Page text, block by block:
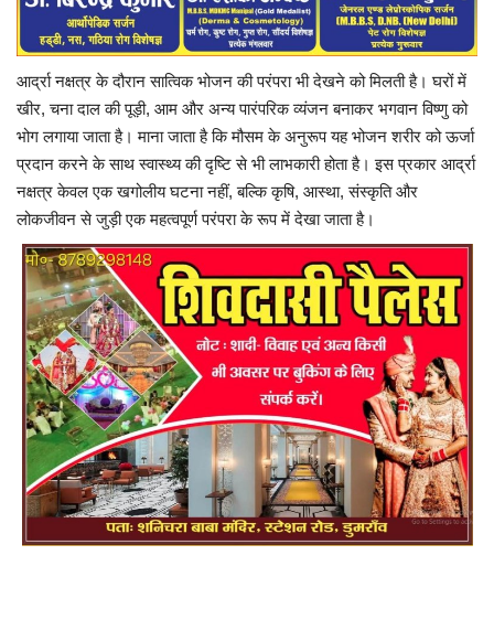
आर्द्रा नक्षत्र के दौरान सात्विक भोजन की परंपरा भी देखने को मिलती है। घरों में
खीर, चना दाल की पूड़ी, आम और अन्य पारंपरिक व्यंजन बनाकर भगवान विष्णु को
भोग लगाया जाता है। माना जाता है कि मौसम के अनुरूप यह भोजन शरीर को ऊर्जा
प्रदान करने के साथ स्वास्थ्य की दृष्टि से भी लाभकारी होता है। इस प्रकार आर्द्रा
नक्षत्र केवल एक खगोलीय घटना नहीं, बल्कि कृषि, आस्था, संस्कृति और
लोकजीवन से जुड़ी एक महत्वपूर्ण परंपरा के रूप में देखा जाता है।